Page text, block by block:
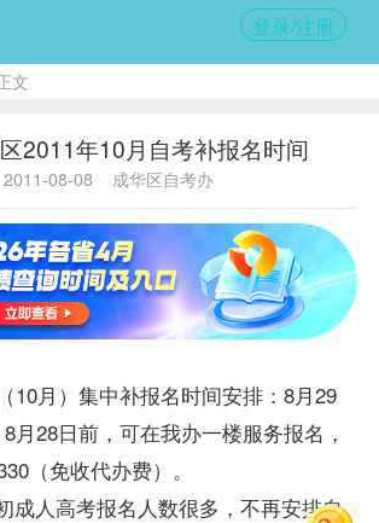
登录/注册
文
2011年10月自考补报名时间
2011-08-08 成华区自考办
月）集中补报名时间安排：8月29
28日前，可在我办一楼服务报名 ，
（免收代办费）。
人高考报名人数很多，不再安排自